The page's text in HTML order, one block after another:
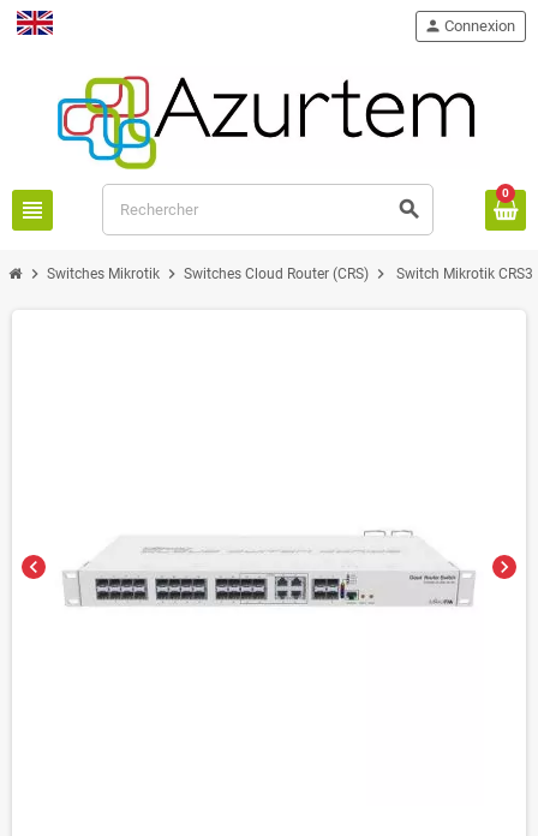
view_headline search
English person Connexion
0
chevron_right Switches Mikrotik chevron_right Switches Cloud Router (CRS) chevron_right Switch Mikrotik
chevron_left chevron_right